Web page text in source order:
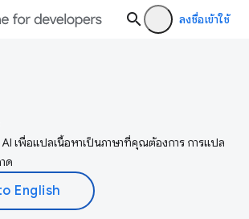
ลงชื่อเข้าใช้
AI เพื่อแปลเนื้อหาเป็นภาษาที่คุณต้องการ การแปล
ด